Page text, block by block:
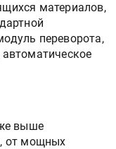
материалов,
переворота,
выше
от мощных
Mimaki UJV200
«Сказитель»